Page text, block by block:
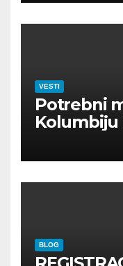
VESTI
Potrebni
Kolumbiju
BLOG